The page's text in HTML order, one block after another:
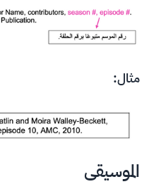
مثال:
الموسيقى